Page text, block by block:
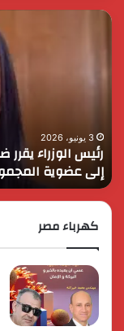
رئيس
التضامن
الاجتماعي
إلى
عضوية
المجموعة
الوزارية
3 يونيو، 2026
رئيس الوزراء
إلى عضوية
كهرباء مصر